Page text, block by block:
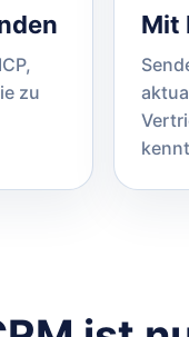
zu
Mit